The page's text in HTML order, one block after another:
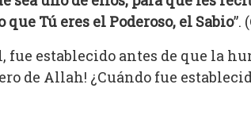
Tú eres el Poderoso, el Sabio”.
establecido antes de que la
de Allah! ¿Cuándo fue